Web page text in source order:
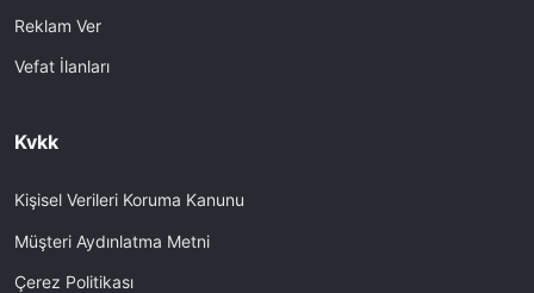
Reklam Ver
Vefat İlanları
Kvkk
Kişisel Verileri Koruma Kanunu
Müşteri Aydınlatma Metni
Çerez Politikası